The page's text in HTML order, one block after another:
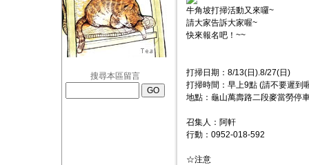
搜尋本區留言
牛角坡打掃活動又來囉~
請大家告訴大家喔~
快來報名吧！~~
打掃日期：8/13(日).8/27(日)
打掃時間：早上9點 (請不要遲到
地點：龜山萬壽路二段麥當勞停
召集人：阿軒
行動：0952-018-592
☆注意